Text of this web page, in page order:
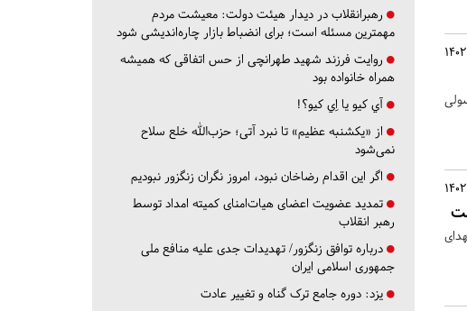
رهبرانقلاب در دیدار هیئت دولت: معیشت مردم
مهمترین مسئله است؛ برای انضباط بازار چاره‌اندیشی شود
روایت فرزند شهید طهرانچی از حس اتفاقی که همیشه
همراه خانواده بود
آي كيو يا اِي كيو؟!
از «یکشنبه عظیم» تا نبرد آتی؛ حزب‌الله خلع سلاح
نمی‌شود
اگر این اقدام رضاخان نبود، امروز نگران زنگزور نبودیم
تمدید عضویت اعضای هیات‌امنای کمیته امداد توسط
رهبر انقلاب
درباره توافق زنگزور/ تهدیدات جدی علیه منافع ملی
جمهوری اسلامی ایران
یزد: دوره جامع ترک گناه و تغییر عادت